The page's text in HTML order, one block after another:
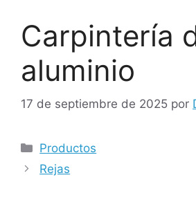
Carpintería
aluminio
17 de septiembre de 2025 por
Categorías
Productos
Rejas